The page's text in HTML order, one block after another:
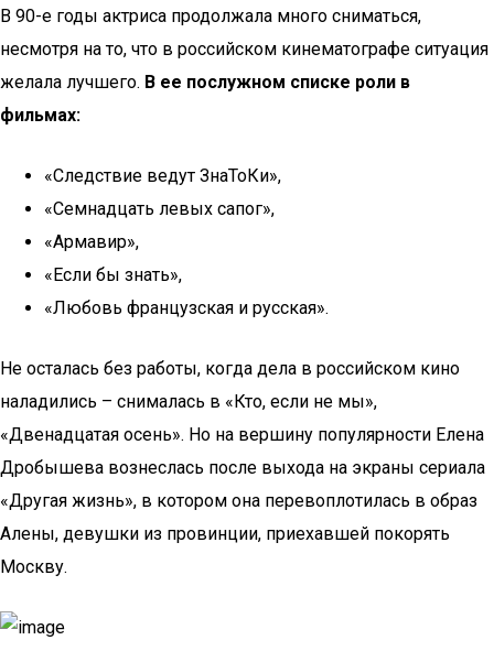
В 90-е годы актриса продолжала много сниматься,
несмотря на то, что в российском кинематографе ситуация
желала лучшего. В ее послужном списке роли в
фильмах:
«Следствие ведут ЗнаТоКи»,
«Семнадцать левых сапог»,
«Армавир»,
«Если бы знать»,
«Любовь французская и русская».
Не осталась без работы, когда дела в российском кино
наладились – снималась в «Кто, если не мы»,
«Двенадцатая осень». Но на вершину популярности Елена
Дробышева вознеслась после выхода на экраны сериала
«Другая жизнь», в котором она перевоплотилась в образ
Алены, девушки из провинции, приехавшей покорять
Москву.